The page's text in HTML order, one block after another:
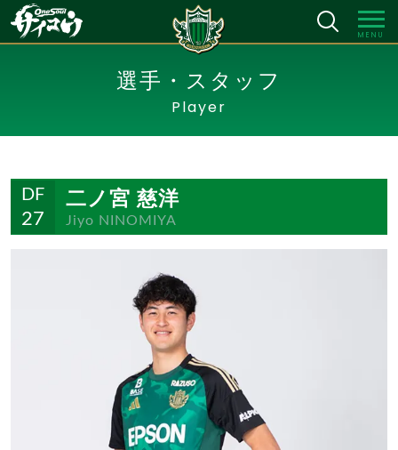
MENU
選手・スタッフ
Player
DF
27
二ノ宮 慈洋
Jiyo NINOMIYA